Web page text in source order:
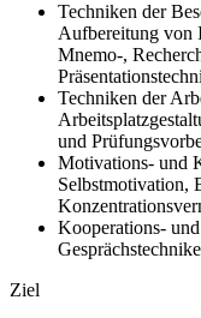
Techniken der
Aufbereitung von
Mnemo-,
Techniken der
und
Motivations- und
Selbstmotivation,
Kooperations-
Ziel